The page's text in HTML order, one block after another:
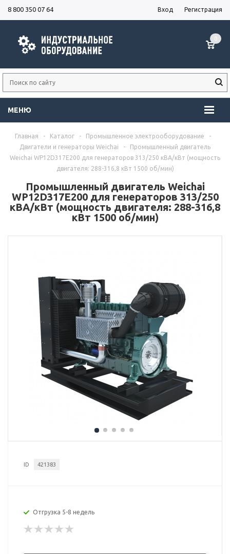
8 800 350 07 64 Вход Регистрация
МЕНЮ
0
Главная - Каталог - Промышленное электрооборудование
-
Двигатели и генераторы Weichai
-
Промышленный двигатель
Weichai WP12D317E200 для генераторов 313/250 кВА/кВт (мощность
двигателя: 288-316,8 кВт 1500 об/мин)
Промышленный двигатель Weichai
WP12D317E200 для генераторов 313/250
кВА/кВт (мощность двигателя: 288-316,8
кВт 1500 об/мин)
ID 421383
Отгрузка 5-8 недель